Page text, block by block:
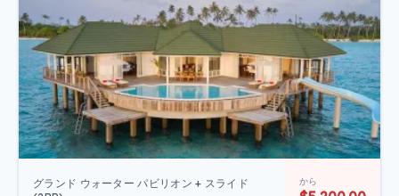
グランド ウォーター パビリオン + スライド
から